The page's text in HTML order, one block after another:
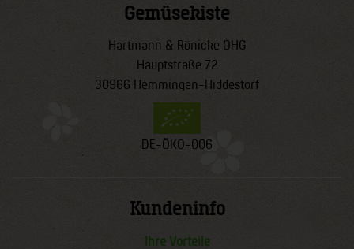
Gemüsekiste
Hartmann & Rönicke OHG
Hauptstraße 72
30966 Hemmingen-Hiddestorf
DE-ÖKO-006
Kundeninfo
Ihre Vorteile